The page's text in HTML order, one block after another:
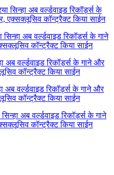
सिन्हा अब वर्ल्डवाइड रिकॉर्ड्स के
एक्सक्लूसिव कॉन्ट्रैक्ट किया साईन
सिन्हा अब वर्ल्डवाइड रिकॉर्ड्स के गाने
कॉन्ट्रैक्ट किया साईन
अब वर्ल्डवाइड रिकॉर्ड्स के गाने और
कॉन्ट्रैक्ट किया साईन
अब वर्ल्डवाइड रिकॉर्ड्स के गाने और
कॉन्ट्रैक्ट किया साईन
सिन्हा अब वर्ल्डवाइड रिकॉर्ड्स के गाने
कॉन्ट्रैक्ट किया साईन